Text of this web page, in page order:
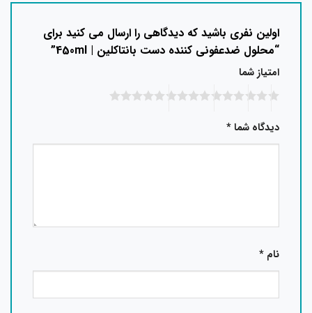
اولین نفری باشید که دیدگاهی را ارسال می کنید برای
“محلول ضدعفونی کننده دست بانتاکلین | 450ml”
امتیاز شما
دیدگاه شما*
*